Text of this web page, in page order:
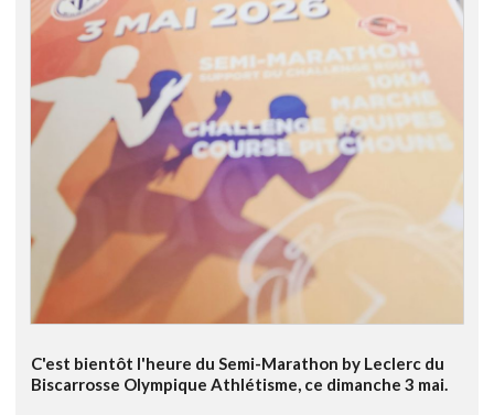
C'est bientôt l'heure du Semi-Marathon by Leclerc du
Biscarrosse Olympique Athlétisme, ce dimanche 3 mai.